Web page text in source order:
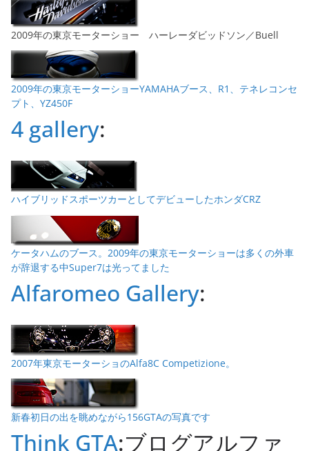
2009年の東京モーターショー ハーレーダビッドソン／Buell
2009年の東京モーターショーYAMAHAブース、R1、テネレコンセ
プト、YZ450F
4 gallery:
ハイブリッドスポーツカーとしてデビューしたホンダCRZ
ケータハムのブース。2009年の東京モーターショーは多くの外車
が辞退する中Super7は光ってました
Alfaromeo Gallery:
2007年東京モーターショのAlfa8C Competizione。
新春初日の出を眺めながら156GTAの写真です
Think GTA:ブログアルファ